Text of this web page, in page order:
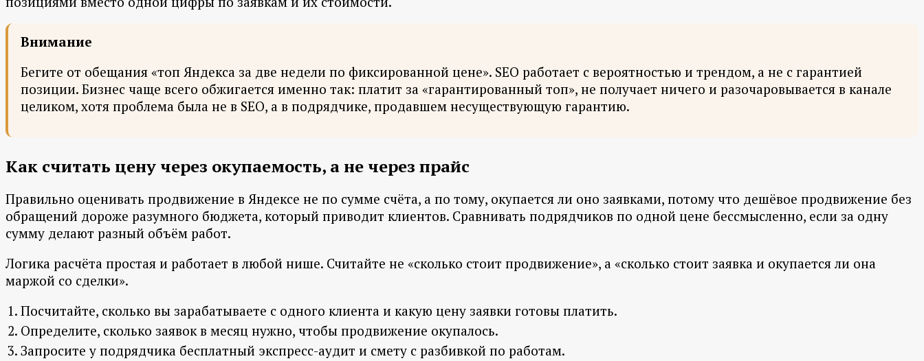
Внимание
Бегите от обещания «топ Яндекса за две недели по фиксированной цене». SEO работает с вероятностью и трендом, а не с гарантией
позиции. Бизнес чаще всего обжигается именно так: платит за «гарантированный топ», не получает ничего и разочаровывается в канале
целиком, хотя проблема была не в SEO, а в подрядчике, продавшем несуществующую гарантию.
Как считать цену через окупаемость, а не через прайс
Правильно оценивать продвижение в Яндексе не по сумме счёта, а по тому, окупается ли оно заявками, потому что дешёвое продвижение без
обращений дороже разумного бюджета, который приводит клиентов. Сравнивать подрядчиков по одной цене бессмысленно, если за одну
сумму делают разный объём работ.
Логика расчёта простая и работает в любой нише. Считайте не «сколько стоит продвижение», а «сколько стоит заявка и окупается ли она
маржой со сделки».
Посчитайте, сколько вы зарабатываете с одного клиента и какую цену заявки готовы платить.
Определите, сколько заявок в месяц нужно, чтобы продвижение окупалось.
Запросите у подрядчика бесплатный экспресс-аудит и смету с разбивкой по работам.